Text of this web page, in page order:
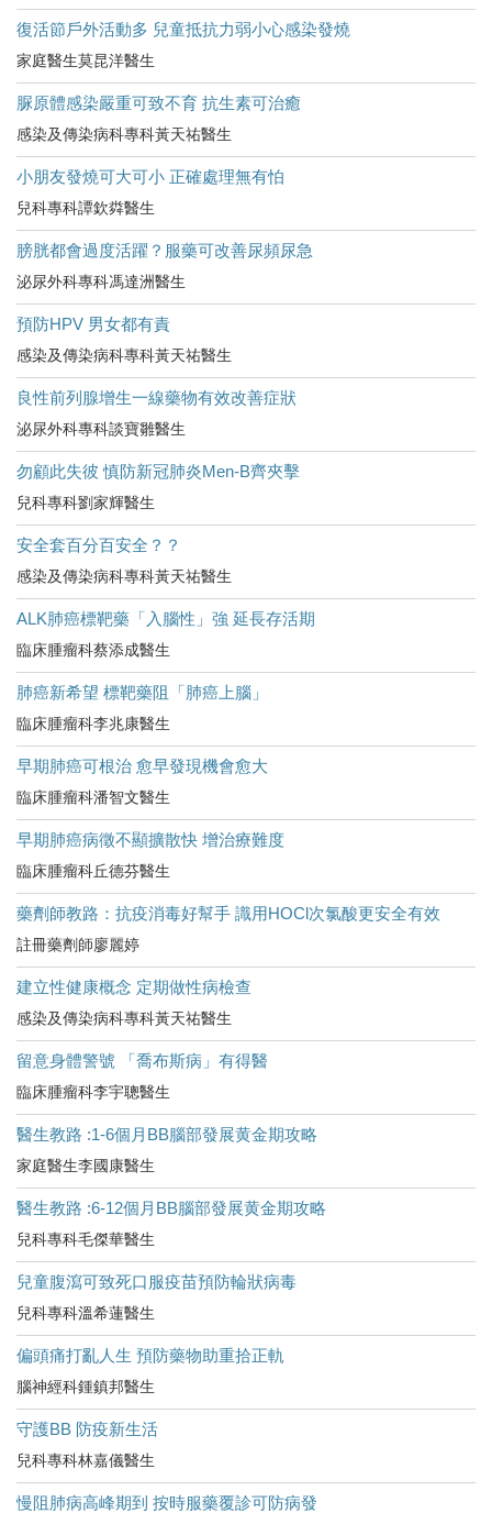
復活節戶外活動多 兒童抵抗力弱小心感染發燒
家庭醫生莫昆洋醫生
脲原體感染嚴重可致不育 抗生素可治癒
感染及傳染病科專科黃天祐醫生
小朋友發燒可大可小 正確處理無有怕
兒科專科譚欽粦醫生
膀胱都會過度活躍？服藥可改善尿頻尿急
泌尿外科專科馮達洲醫生
預防HPV 男女都有責
感染及傳染病科專科黃天祐醫生
良性前列腺增生一線藥物有效改善症狀
泌尿外科專科談寶雛醫生
勿顧此失彼 慎防新冠肺炎Men-B齊夾擊
兒科專科劉家輝醫生
安全套百分百安全？？
感染及傳染病科專科黃天祐醫生
ALK肺癌標靶藥「入腦性」強 延長存活期
臨床腫瘤科蔡添成醫生
肺癌新希望 標靶藥阻「肺癌上腦」
臨床腫瘤科李兆康醫生
早期肺癌可根治 愈早發現機會愈大
臨床腫瘤科潘智文醫生
早期肺癌病徵不顯擴散快 增治療難度
臨床腫瘤科丘德芬醫生
藥劑師教路：抗疫消毒好幫手 識用HOCl次氯酸更安全有效
註冊藥劑師廖麗婷
建立性健康概念 定期做性病檢查
感染及傳染病科專科黃天祐醫生
留意身體警號 「喬布斯病」有得醫
臨床腫瘤科李宇聰醫生
醫生教路 :1-6個月BB腦部發展黄金期攻略
家庭醫生李國康醫生
醫生教路 :6-12個月BB腦部發展黄金期攻略
兒科專科毛傑華醫生
兒童腹瀉可致死口服疫苗預防輪狀病毒
兒科專科溫希蓮醫生
偏頭痛打亂人生 預防藥物助重拾正軌
腦神經科鍾鎮邦醫生
守護BB 防疫新生活
兒科專科林嘉儀醫生
慢阻肺病高峰期到 按時服藥覆診可防病發